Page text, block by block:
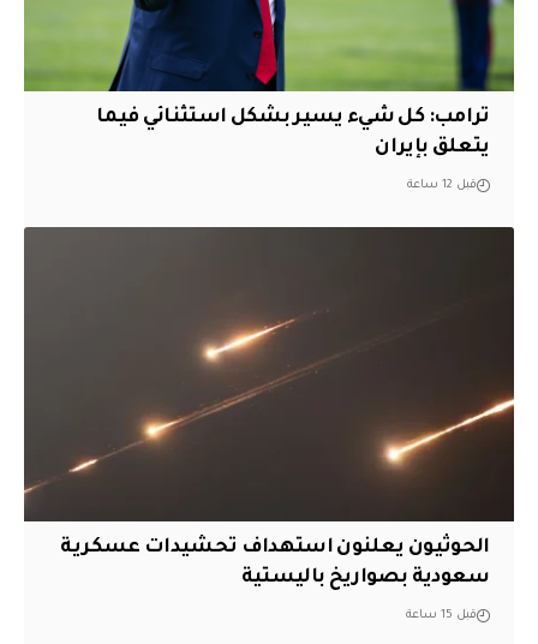
ترامب: كل شيء يسير بشكل استثنائي فيما
يتعلق بإيران
قبل 12 ساعة
الحوثيون يعلنون استهداف تحشيدات عسكرية
سعودية بصواريخ باليستية
قبل 15 ساعة